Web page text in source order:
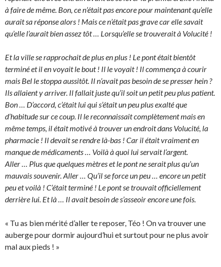
à faire de même. Bon, ce n’était pas encore pour maintenant qu’elle
aurait sa réponse alors ! Mais ce n’était pas grave car elle savait
qu’elle l’aurait bien assez tôt … Lorsqu’elle se trouverait à Volucité !
Et la ville se rapprochait de plus en plus ! Le pont était bientôt
terminé et il en voyait le bout ! Il le voyait ! Il commença à courir
mais Bel le stoppa aussitôt. Il n’avait pas besoin de se presser hein ?
Ils allaient y arriver. Il fallait juste qu’il soit un petit peu plus patient.
Bon … D’accord, c’était lui qui s’était un peu plus exalté que
d’habitude sur ce coup. Il le reconnaissait complètement mais en
même temps, il était motivé à trouver un endroit dans Volucité, la
pharmacie ! Il devait se rendre là-bas ! Car il était vraiment en
manque de médicaments … Voilà à quoi lui servait l’argent.
Aller … Plus que quelques mètres et le pont ne serait plus qu’un
mauvais souvenir. Aller … Qu’il se force un peu … encore un petit
peu et voilà ! C’était terminé ! Le pont se trouvait officiellement
derrière lui. Et là … Il avait besoin de s’asseoir encore une fois.
« Tu as bien mérité d’aller te reposer, Téo ! On va trouver une
auberge pour dormir aujourd’hui et surtout pour ne plus avoir
mal aux pieds ! »